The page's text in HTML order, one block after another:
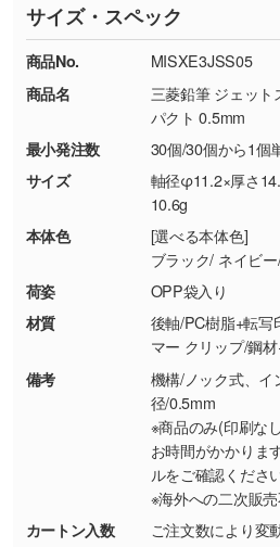
す。→詳しく見る
・コーポレートカラーを使っ
刷色にこだわりがある
DIC・PANTONEなどのカラ
現物支給による色指定も承
しく見る
・背景がある画像からキャラ
使いたいです
シンプルな背景のデータや、
ター部分の輪郭がはっきり
り抜き処理が可能です。→
・持っているデータの背景
しの作り方が分からない
印刷したいデータが印刷範
合、シンプルな色・柄の背
詳しく見る
※詳しくは「商品の良品基準
ください。
【返品・交換ができない場
・お客様の元で商品を加工
商品が破損した場合
・商品到着後7日以上経過し
・お客様のご都合による返
品・色・数量などの注文間違
TEL：0422-29-9911 営業時
18:00(土日祝日除く)
サイズ・スペック
商品No.
MISXE3JSS05
商品名
三菱鉛筆 ジェッ
パクト 0.5mm
最小発注数
30個/30個から1個
サイズ
軸径φ11.2×厚さ
10.6g
本体色
[選べる本体色]
ブラック/ ネイビ
荷姿
OPP袋入り
材質
後軸/PC樹脂+転写
マー クリップ/鋼
備考
機構/ノック式、
径/0.5mm
※商品のみ(印刷な
お時間がかかりま
ルをご確認ください
※海外への二次販
カートン入数
ご注文数により変